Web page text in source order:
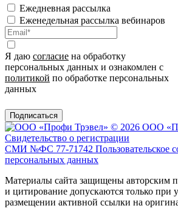
Ежедневная рассылка
Еженедельная рассылка вебинаров
Я даю согласие на обработку
персональных данных и ознакомлен с
политикой по обработке персональных
данных
Подписаться
© 2026 ООО
Свидетельство о регистрации
СМИ №ФС 77-71742 Пользовательское
персональных данных
Материалы сайта защищены авторским
и цитирование допускаются только при
размещении активной ссылки на